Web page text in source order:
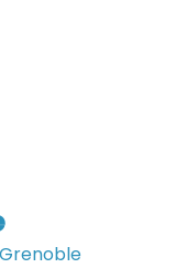
Grenoble